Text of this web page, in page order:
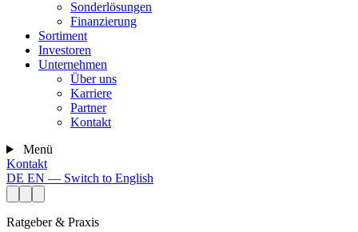
Sonderlösungen
Finanzierung
Sortiment
Investoren
Unternehmen
Über uns
Karriere
Partner
Kontakt
Menü
Kontakt
DE EN — Switch to English
Ratgeber & Praxis